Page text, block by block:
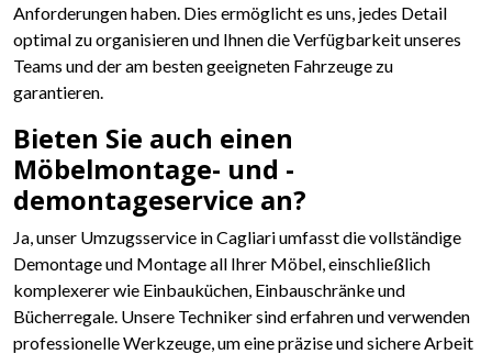
Anforderungen haben. Dies ermöglicht es uns, jedes Detail
optimal zu organisieren und Ihnen die Verfügbarkeit unseres
Teams und der am besten geeigneten Fahrzeuge zu
garantieren.
Bieten Sie auch einen
Möbelmontage- und -
demontageservice an?
Ja, unser Umzugsservice in Cagliari umfasst die vollständige
Demontage und Montage all Ihrer Möbel, einschließlich
komplexerer wie Einbauküchen, Einbauschränke und
Bücherregale. Unsere Techniker sind erfahren und verwenden
professionelle Werkzeuge, um eine präzise und sichere Arbeit